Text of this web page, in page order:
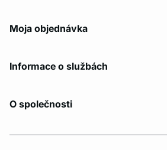
Moja objednávka
Informace o službách
O společnosti